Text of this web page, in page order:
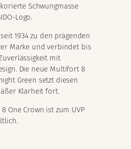
Schwungmasse
Logo.
1934 zu den prägenden
Marke und verbindet bis
mit
Die neue Multifort 8
Green setzt diesen
Klarheit fort.
One Crown ist zum UVP